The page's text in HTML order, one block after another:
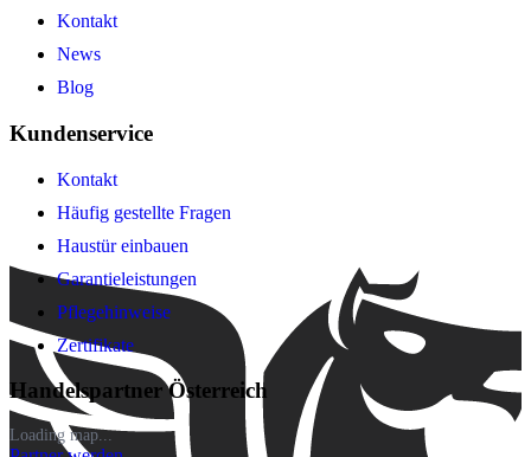
Kontakt
News
Blog
Kundenservice
Kontakt
Häufig gestellte Fragen
Haustür einbauen
Garantieleistungen
Pflegehinweise
Zertifikate
Handelspartner Österreich
Loading map...